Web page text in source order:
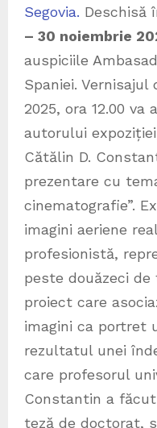
Segovia. Deschisă
– 30 noiembrie
auspiciile
Spaniei. Vernisajul
2025, ora 12.00 va
autorului
Cătălin D.
prezentare cu
cinematografie”.
imagini aeriene
profesionistă,
peste douăzeci
proiect care
imagini ca portret
rezultatul unei
care profesorul
Constantin a
teză de doctorat,